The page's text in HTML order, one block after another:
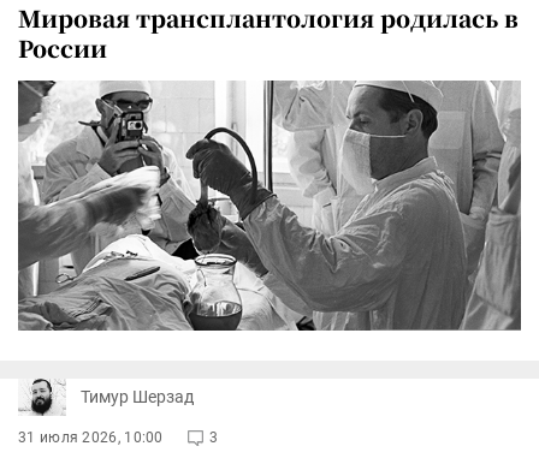
Мировая трансплантология родилась в
России
Тимур Шерзад
31 июля 2026, 10:00 3